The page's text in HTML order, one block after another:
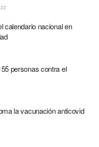
calendario nacional en
personas contra el
la vacunación anticovid